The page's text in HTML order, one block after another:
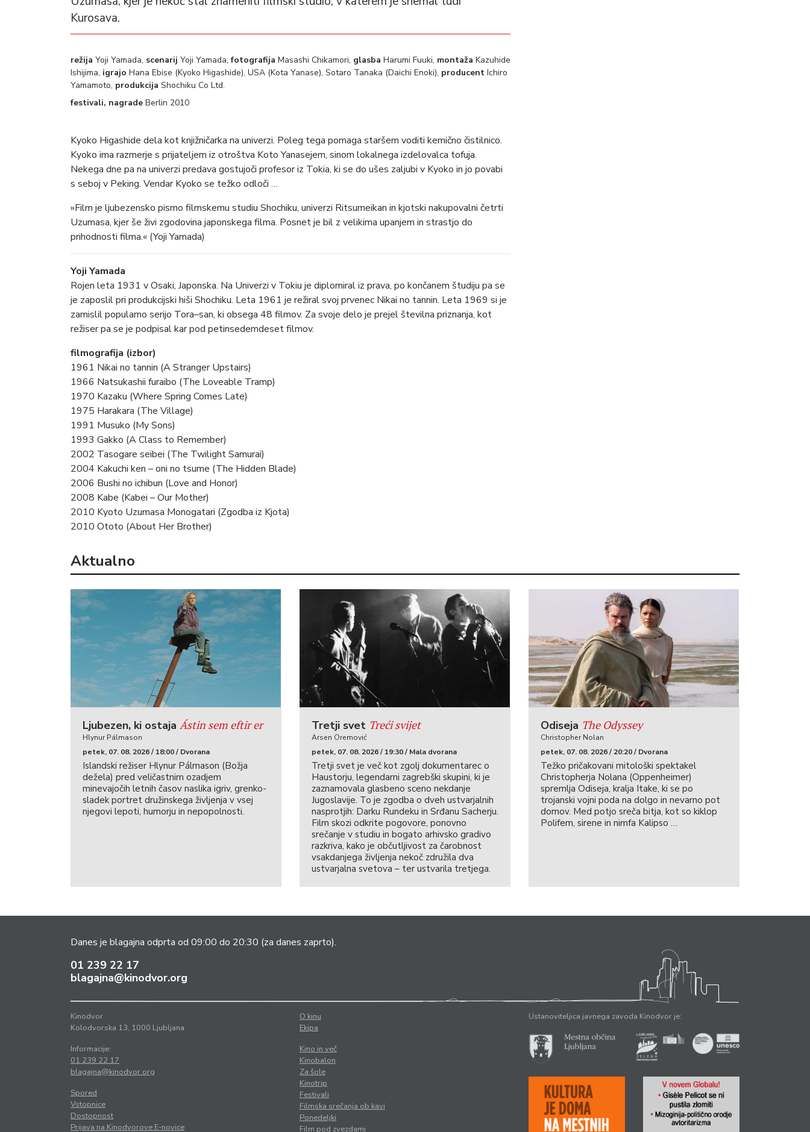
Kurosava.
režija Yoji Yamada, scenarij Yoji Yamada,fotografija Masashi Chikamori, glasba Harumi Fuuki, montaža Kazuhide
Ishijima, igrajo Hana Ebise (Kyoko Higashide), USA (Kota Yanase), Sotaro Tanaka (Daichi Enoki), producent Ichiro
Yamamoto, produkcija Shochiku Co Ltd.
festivali, nagrade Berlin 2010
Kyoko Higashide dela kot knjižničarka na univerzi. Poleg tega pomaga staršem voditi kemično čistilnico.
Kyoko ima razmerje s prijateljem iz otroštva Koto Yanasejem, sinom lokalnega izdelovalca tofuja.
Nekega dne pa na univerzi predava gostujoči profesor iz Tokia, ki se do ušes zaljubi v Kyoko in jo povabi
s seboj v Peking. Vendar Kyoko se težko odloči …
»Film je ljubezensko pismo filmskemu studiu Shochiku, univerzi Ritsumeikan in kjotski nakupovalni četrti
Uzumasa, kjer še živi zgodovina japonskega filma. Posnet je bil z velikima upanjem in strastjo do
prihodnosti filma.« (Yoji Yamada)
Yoji Yamada
Rojen leta 1931 v Osaki, Japonska. Na Univerzi v Tokiu je diplomiral iz prava, po končanem študiju pa se
je zaposlil pri produkcijski hiši Shochiku. Leta 1961 je režiral svoj prvenec Nikai no tannin. Leta 1969 si je
zamislil popularno serijo Tora–san, ki obsega 48 filmov. Za svoje delo je prejel številna priznanja, kot
režiser pa se je podpisal kar pod petinsedemdeset filmov.
filmografija (izbor)
1961 Nikai no tannin (A Stranger Upstairs)
1966 Natsukashii furaibo (The Loveable Tramp)
1970 Kazaku (Where Spring Comes Late)
1975 Harakara (The Village)
1991 Musuko (My Sons)
1993 Gakko (A Class to Remember)
2002 Tasogare seibei (The Twilight Samurai)
2004 Kakuchi ken – oni no tsume (The Hidden Blade)
2006 Bushi no ichibun (Love and Honor)
2008 Kabe (Kabei – Our Mother)
2010 Kyoto Uzumasa Monogatari (Zgodba iz Kjota)
2010 Ototo (About Her Brother)
Aktualno
Ljubezen, ki ostaja Ástin sem eftir er
Hlynur Pálmason
petek, 07. 08. 2026 / 18:00 / Dvorana
Islandski režiser Hlynur Pálmason (Božja
dežela) pred veličastnim ozadjem
minevajočih letnih časov naslika igriv, grenko-
sladek portret družinskega življenja v vsej
njegovi lepoti, humorju in nepopolnosti.
Tretji svet Treći svijet
Arsen Oremović
petek, 07. 08. 2026 / 19:30 / Mala dvorana
Tretji svet je več kot zgolj dokumentarec o
Haustorju, legendarni zagrebški skupini, ki je
zaznamovala glasbeno sceno nekdanje
Jugoslavije. To je zgodba o dveh ustvarjalnih
nasprotjih: Darku Rundeku in Srđanu Sacherju.
Film skozi odkrite pogovore, ponovno
srečanje v studiu in bogato arhivsko gradivo
razkriva, kako je občutljivost za čarobnost
vsakdanjega življenja nekoč združila dva
ustvarjalna svetova – ter ustvarila tretjega.
Odiseja The Odyssey
Christopher Nolan
petek, 07. 08. 2026 / 20:20 / Dvorana
Težko pričakovani mitološki spektakel
Christopherja Nolana (Oppenheimer)
spremlja Odiseja, kralja Itake, ki se po
trojanski vojni poda na dolgo in nevarno pot
domov. Med potjo sreča bitja, kot so kiklop
Polifem, sirene in nimfa Kalipso …
Danes je blagajna odprta od 09:00 do 20:30 (za danes zaprto).
01 239 22 17
blagajna@kinodvor.org
Kinodvor
Kolodvorska 13, 1000 Ljubljana
Informacije:
01 239 22 17
blagajna@kinodvor.org
Spored
Vstopnice
Dostopnost
Prijava na Kinodvorove E-novice
O kinu
Ekipa
Kino in več
Kinobalon
Za šole
Kinotrip
Festivali
Filmska srečanja ob kavi
Ponedeljki
Film pod zvezdami
Ustanoviteljica javnega zavoda Kinodvor je: